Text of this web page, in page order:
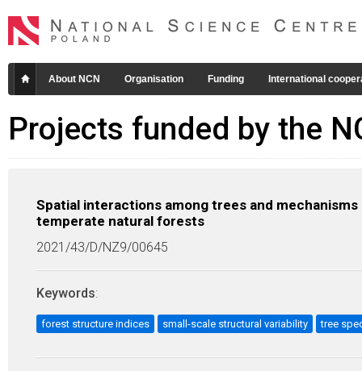
About NCN Organisation Funding International
Projects funded by the
Spatial interactions among trees and
temperate natural forests
2021/43/D/NZ9/00645
Keywords:
forest structure indices small-scale structural variability tree